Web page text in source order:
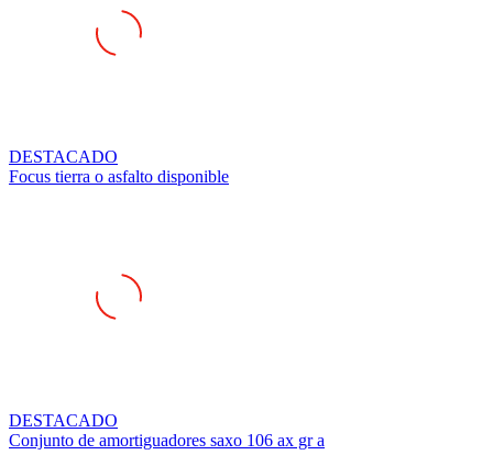
DESTACADO
Focus tierra o asfalto disponible
DESTACADO
Conjunto de amortiguadores saxo 106 ax gr a